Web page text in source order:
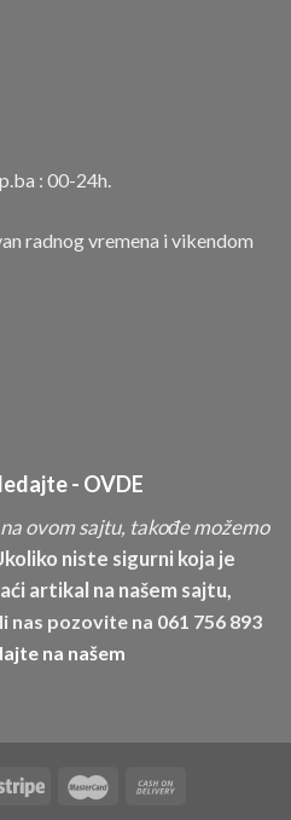
: 00-24h.
radnog vremena i vikendom
- OVDE
ovom sajtu, takođe možemo
niste sigurni koja je
artikal na našem sajtu,
nas pozovite na 061 756 893
na našem